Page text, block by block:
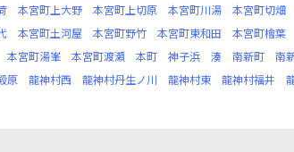
本宮町上大野 本宮町上切原 本宮町川湯 本宮町切畑
本宮町土河屋 本宮町野竹 本宮町東和田 本宮町檜葉
本宮町湯峯 本宮町渡瀬 本町 神子浜 湊 南新町 南
原 龍神村西 龍神村丹生ノ川 龍神村東 龍神村福井